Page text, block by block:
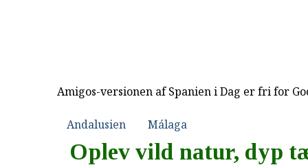
Amigos-versionen af Spanien i Dag er fri for
Andalusien Málaga
Oplev vild natur, dyp